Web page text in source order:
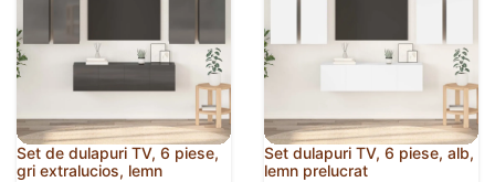
Set de dulapuri TV, 6 piese,
gri extralucios, lemn
Set dulapuri TV, 6 piese, alb,
lemn prelucrat